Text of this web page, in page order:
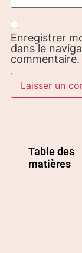
Enregistrer
dans le
commentaire.
Table des
matières